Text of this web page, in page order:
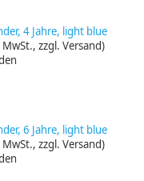
4 Jahre, light blue
zzgl. Versand)
6 Jahre, light blue
zzgl. Versand)